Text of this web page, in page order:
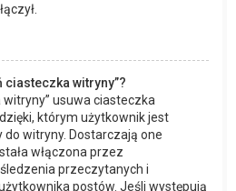
ciasteczka witryny”?
witryny” usuwa ciasteczka
którym użytkownik jest
witryny. Dostarczają one
włączona przez
przeczytanych i
postów. Jeśli występują